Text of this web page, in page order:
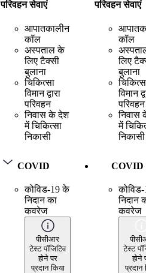
परिवहन सेवाएं
आपातकालीन
कॉल
अस्पताल के
लिए टैक्सी
बुलाना
चिकित्सा
विमान द्वारा
परिवहन
निवास के देश
में चिकित्सा
निकासी
COVID
कोविड-19 के
निदान का
कवरेज
पीसीआर
टेस्ट पॉजिटिव
होने पर
प्रदान किया
परिवहन सेवाएं
कॉल
लिए
बुलाना
विमान
परिवहन
निवास
में
निकासी
COVID
निदान
कवरेज
टेस्ट
होने
प्रदान